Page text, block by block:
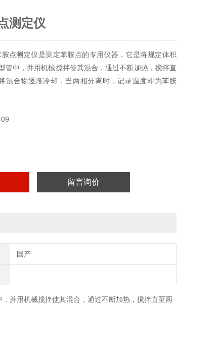
测定仪
点测定仪是测定苯胺点的专用仪器，它是将规定体积
管中，并用机械搅拌使其混合，通过不断加热，搅拌直
混合物逐渐冷却，当两相分离时，记录温度即为苯胺
留言询价
国产
并用机械搅拌使其混合，通过不断加热，搅拌直至两